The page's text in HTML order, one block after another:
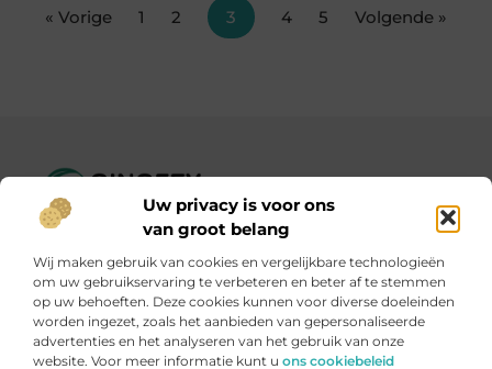
Uw privacy is voor ons
van groot belang
Wij maken gebruik van cookies en vergelijkbare technologieën
om uw gebruikservaring te verbeteren en beter af te stemmen
op uw behoeften. Deze cookies kunnen voor diverse doeleinden
worden ingezet, zoals het aanbieden van gepersonaliseerde
advertenties en het analyseren van het gebruik van onze
website. Voor meer informatie kunt u ons cookiebeleid
« Vorige 1 2 3 4 5 Volgende »
Ginofey.nl – Van alledaags tot bijzonder, altijd iets te lezen!
Wij verzamelen blogs en artikelen over een grote
verscheidenheid aan onderwerpen, die alles uit het dagelijks
leven bestrijken.
Onze informatie